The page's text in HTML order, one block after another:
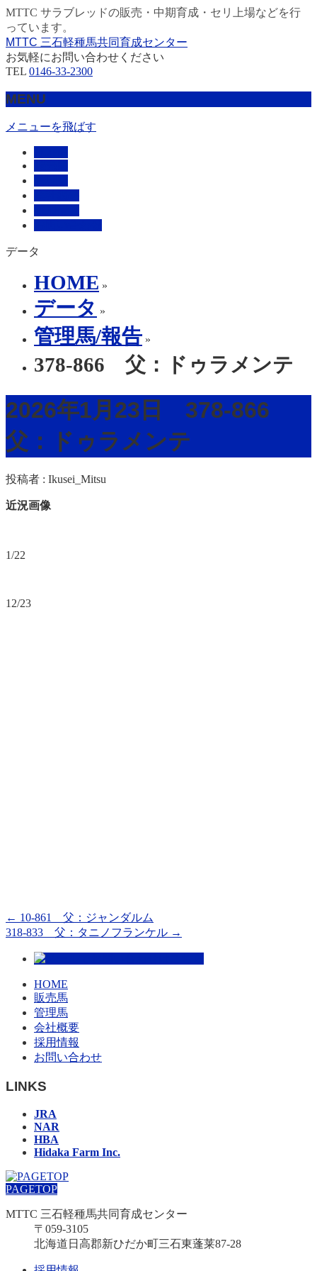
MTTC サラブレッドの販売・中期育成・セリ上場などを行
っています。
MTTC 三石軽種馬共同育成センター
お気軽にお問い合わせください
TEL 0146-33-2300
MENU
メニューを飛ばす
データ
HOME »
データ »
管理馬/報告 »
378-866 父：ドゥラメンテ
2026年1月23日 378-866
父：ドゥラメンテ
投稿者 : Ikusei_Mitsu
近況画像
1/22
12/23
← 10-861 父：ジャンダルム
318-833 父：タニノフランケル →
HOME
販売馬
管理馬
会社概要
採用情報
お問い合わせ
LINKS
JRA
NAR
HBA
Hidaka Farm Inc.
PAGETOP
MTTC 三石軽種馬共同育成センター
〒059-3105
北海道日高郡新ひだか町三石東蓬莱87-28